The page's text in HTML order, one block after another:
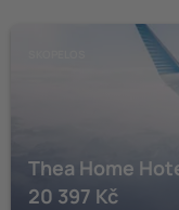
Thea Home
20 397 Kč